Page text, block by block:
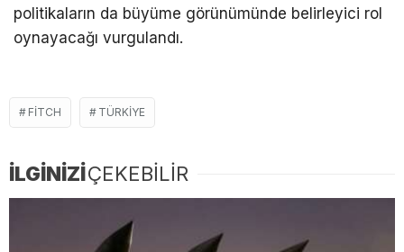
politikaların da büyüme görünümünde belirleyici rol
oynayacağı vurgulandı.
FITCH TÜRKIYE
İLGİNİZİÇEKEBİLİR